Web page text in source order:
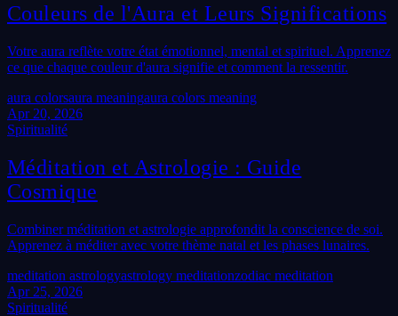
Couleurs de l'Aura et Leurs Significations
Votre aura reflète votre état émotionnel, mental et spirituel. Apprenez
ce que chaque couleur d'aura signifie et comment la ressentir.
aura colorsaura meaningaura colors meaning
Apr 20, 2026
Spiritualité
Méditation et Astrologie : Guide
Cosmique
Combiner méditation et astrologie approfondit la conscience de soi.
Apprenez à méditer avec votre thème natal et les phases lunaires.
meditation astrologyastrology meditationzodiac meditation
Apr 25, 2026
Spiritualité